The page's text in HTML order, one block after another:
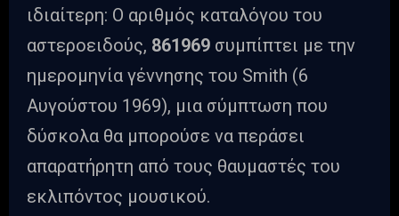
ιδιαίτερη: Ο αριθμός καταλόγου του
αστεροειδούς, 861969 συμπίπτει με την
ημερομηνία γέννησης του Smith (6
Αυγούστου 1969), μια σύμπτωση που
δύσκολα θα μπορούσε να περάσει
απαρατήρητη από τους θαυμαστές του
εκλιπόντος μουσικού.